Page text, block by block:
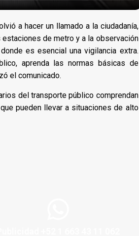
a hacer un llamado a la ciudadanía,
de metro y a la observación
es esencial una vigilancia extra.
aprenda las normas básicas de
el comunicado.
del transporte público comprendan
pueden llevar a situaciones de alto